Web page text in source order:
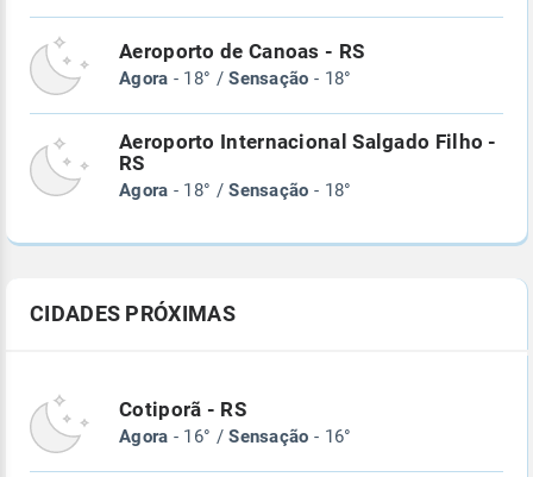
Aeroporto de Canoas - RS
Agora - 18° /Sensação - 18°
Aeroporto Internacional Salgado Filho -
RS
Agora - 18° /Sensação - 18°
CIDADES PRÓXIMAS
Cotiporã - RS
Agora - 16° /Sensação - 16°